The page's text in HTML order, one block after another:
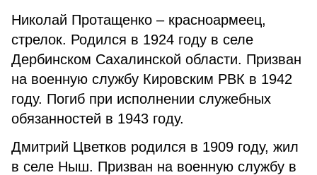
Николай Протащенко – красноармеец,
стрелок. Родился в 1924 году в селе
Дербинском Сахалинской области. Призван
на военную службу Кировским РВК в 1942
году. Погиб при исполнении служебных
обязанностей в 1943 году.
Дмитрий Цветков родился в 1909 году, жил
в селе Ныш. Призван на военную службу в